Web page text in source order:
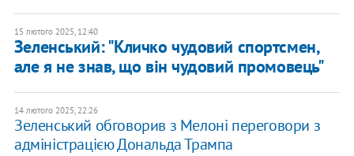
15 лютого 2025, 12:40
Зеленський: "Кличко чудовий спортсмен,
але я не знав, що він чудовий промовець"
14 лютого 2025, 22:26
Зеленський обговорив з Мелоні переговори з
адміністрацією Дональда Трампа